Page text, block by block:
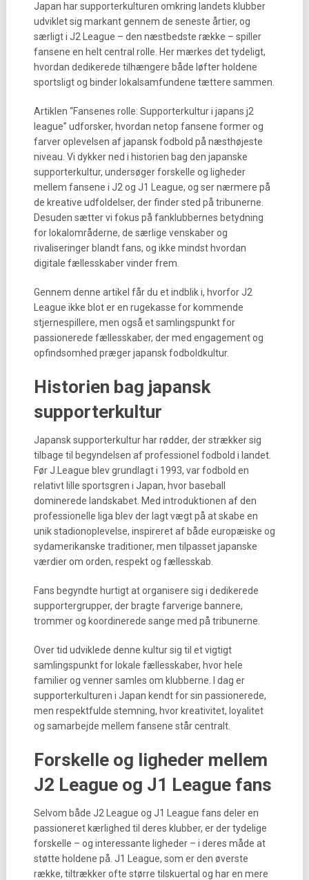
Japan har supporterkulturen omkring landets klubber
udviklet sig markant gennem de seneste årtier, og
særligt i J2 League – den næstbedste række – spiller
fansene en helt central rolle. Her mærkes det tydeligt,
hvordan dedikerede tilhængere både løfter holdene
sportsligt og binder lokalsamfundene tættere sammen.
Artiklen “Fansenes rolle: Supporterkultur i japans j2
league” udforsker, hvordan netop fansene former og
farver oplevelsen af japansk fodbold på næsthøjeste
niveau. Vi dykker ned i historien bag den japanske
supporterkultur, undersøger forskelle og ligheder
mellem fansene i J2 og J1 League, og ser nærmere på
de kreative udfoldelser, der finder sted på tribunerne.
Desuden sætter vi fokus på fanklubbernes betydning
for lokalområderne, de særlige venskaber og
rivaliseringer blandt fans, og ikke mindst hvordan
digitale fællesskaber vinder frem.
Gennem denne artikel får du et indblik i, hvorfor J2
League ikke blot er en rugekasse for kommende
stjernespillere, men også et samlingspunkt for
passionerede fællesskaber, der med engagement og
opfindsomhed præger japansk fodboldkultur.
Historien bag japansk
supporterkultur
Japansk supporterkultur har rødder, der strækker sig
tilbage til begyndelsen af professionel fodbold i landet.
Før J.League blev grundlagt i 1993, var fodbold en
relativt lille sportsgren i Japan, hvor baseball
dominerede landskabet. Med introduktionen af den
professionelle liga blev der lagt vægt på at skabe en
unik stadionoplevelse, inspireret af både europæiske og
sydamerikanske traditioner, men tilpasset japanske
værdier om orden, respekt og fællesskab.
Fans begyndte hurtigt at organisere sig i dedikerede
supportergrupper, der bragte farverige bannere,
trommer og koordinerede sange med på tribunerne.
Over tid udviklede denne kultur sig til et vigtigt
samlingspunkt for lokale fællesskaber, hvor hele
familier og venner samles om klubberne. I dag er
supporterkulturen i Japan kendt for sin passionerede,
men respektfulde stemning, hvor kreativitet, loyalitet
og samarbejde mellem fansene står centralt.
Forskelle og ligheder mellem
J2 League og J1 League fans
Selvom både J2 League og J1 League fans deler en
passioneret kærlighed til deres klubber, er der tydelige
forskelle – og interessante ligheder – i deres måde at
støtte holdene på. J1 League, som er den øverste
række, tiltrækker ofte større tilskuertal og har en mere